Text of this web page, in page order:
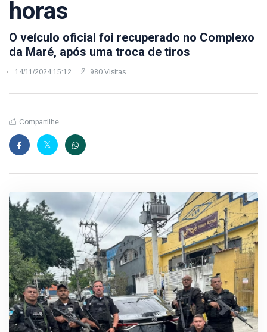
horas
O veículo oficial foi recuperado no Complexo
da Maré, após uma troca de tiros
14/11/2024 15:12 980 Visitas
Compartilhe